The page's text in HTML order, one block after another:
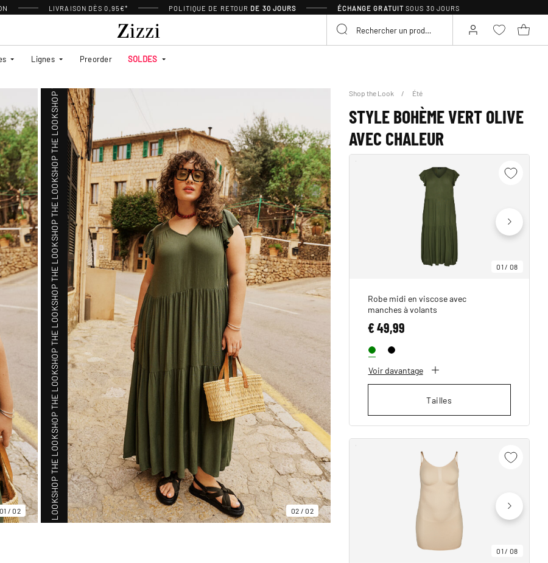
LIVRAISON DÈS 0,95€* POLITIQUE DE RETOUR DE 30 JOURS ÉCHANGE GRATUIT SOUS 30 JOURS
Lignes Preorder SOLDES
01 /02 02/02
SHOP THE LOOK
SHOP THE LOOK
SHOP THE LOOK
SHOP THE LOOK
SHOP THE LOOK
SHOP THE LOOK
SHOP THE LOOK
SHOP THE LOOK
SHOP THE LOOK
Shop the Look Été
STYLE BOHÈME VERT OLIVE
AVEC CHALEUR
01/ 08
Robe midi en viscose avec
manches à volants
€ 49,99
Voir davantage
Tailles
01/ 08